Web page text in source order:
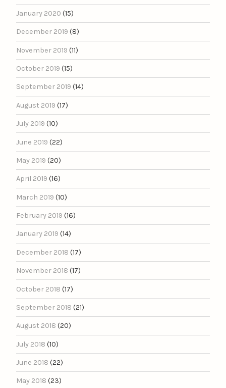
January 2020 (15)
December 2019 (8)
November 2019 (11)
October 2019 (15)
September 2019 (14)
August 2019 (17)
July 2019 (10)
June 2019 (22)
May 2019 (20)
April 2019 (16)
March 2019 (10)
February 2019 (16)
January 2019 (14)
December 2018 (17)
November 2018 (17)
October 2018 (17)
September 2018 (21)
August 2018 (20)
July 2018 (10)
June 2018 (22)
May 2018 (23)